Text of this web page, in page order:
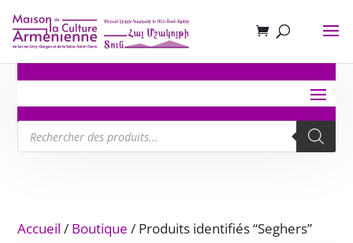
Recherche
de
produits
Accueil / Boutique / Produits identifiés “Seghers”